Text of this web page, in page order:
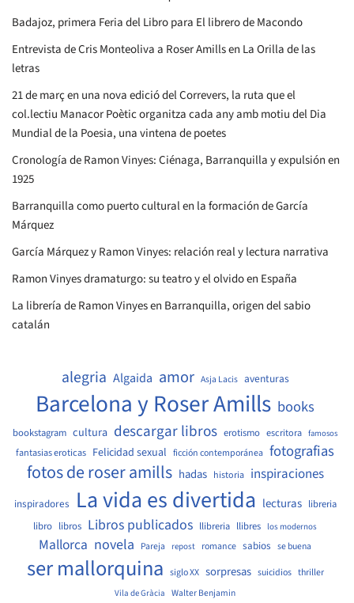
Badajoz, primera Feria del Libro para El librero de Macondo
Entrevista de Cris Monteoliva a Roser Amills en La Orilla de las
letras
21 de març en una nova edició del Correvers, la ruta que el
col.lectiu Manacor Poètic organitza cada any amb motiu del Dia
Mundial de la Poesia, una vintena de poetes
Cronología de Ramon Vinyes: Ciénaga, Barranquilla y expulsión en
1925
Barranquilla como puerto cultural en la formación de García
Márquez
García Márquez y Ramon Vinyes: relación real y lectura narrativa
Ramon Vinyes dramaturgo: su teatro y el olvido en España
La librería de Ramon Vinyes en Barranquilla, origen del sabio
catalán
alegria Algaida amor Asja Lacis aventuras
Barcelona y Roser Amills books
bookstagram cultura descargar libros erotismo escritora famosos
fantasias eroticas Felicidad sexual ficción contemporánea fotografias
fotos de roser amills hadas historia inspiraciones
inspiradores La vida es divertida lecturas libreria
libro libros Libros publicados llibreria llibres los modernos
Mallorca novela Pareja repost romance sabios se buena
ser mallorquina siglo XX sorpresas suicidios thriller
Vila de Gràcia Walter Benjamin